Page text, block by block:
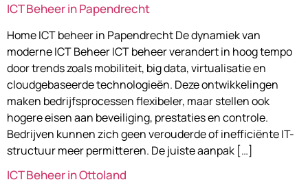
ICT Beheer in Papendrecht
Home ICT beheer in Papendrecht De dynamiek van
moderne ICT Beheer ICT beheer verandert in hoog tempo
door trends zoals mobiliteit, big data, virtualisatie en
cloudgebaseerde technologieën. Deze ontwikkelingen
maken bedrijfsprocessen flexibeler, maar stellen ook
hogere eisen aan beveiliging, prestaties en controle.
Bedrijven kunnen zich geen verouderde of inefficiënte IT-
structuur meer permitteren. De juiste aanpak […]
ICT Beheer in Ottoland